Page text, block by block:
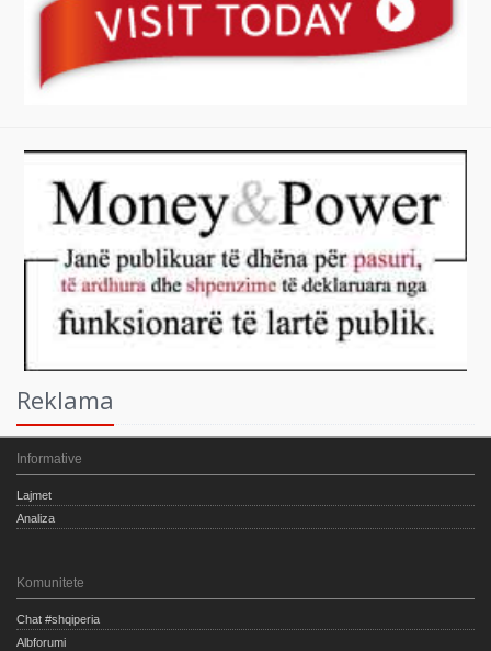
Reklama
Informative
Lajmet
Analiza
Komunitete
Chat #shqiperia
Albforumi